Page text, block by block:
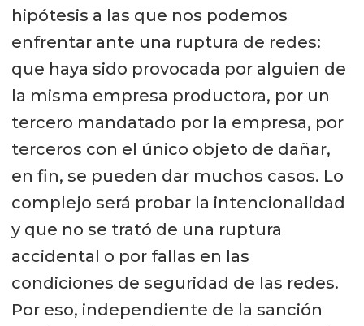
hipótesis a las que nos podemos
enfrentar ante una ruptura de redes:
que haya sido provocada por alguien de
la misma empresa productora, por un
tercero mandatado por la empresa, por
terceros con el único objeto de dañar,
en fin, se pueden dar muchos casos. Lo
complejo será probar la intencionalidad
y que no se trató de una ruptura
accidental o por fallas en las
condiciones de seguridad de las redes.
Por eso, independiente de la sanción